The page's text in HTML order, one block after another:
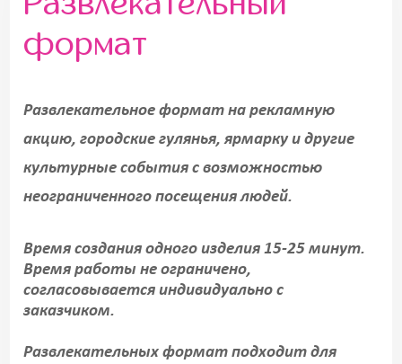
формат
Развлекательное формат на рекламную
акцию, городские гулянья, ярмарку и другие
культурные события с возможностью
неограниченного посещения людей.
Время создания одного изделия 15-25 минут.
Время работы не ограничено,
согласовывается индивидуально с
заказчиком.
Развлекательных формат подходит для